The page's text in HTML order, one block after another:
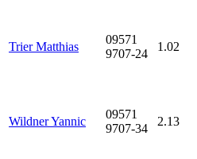
Trier Matthias
09571
9707-24
1.02
Wildner Yannic
09571
9707-34
2.13